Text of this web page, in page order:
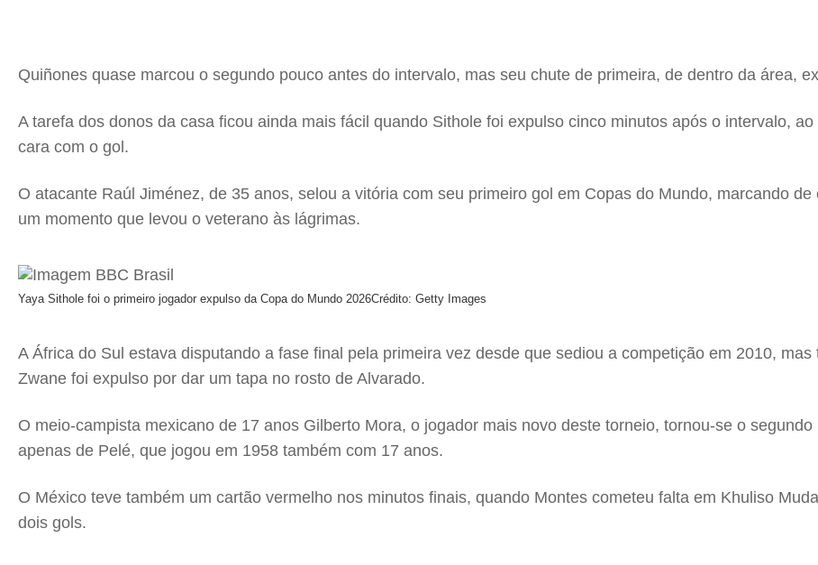
Quiñones quase marcou o segundo pouco antes do intervalo, mas seu chute de primeira, de dentro da área,
A tarefa dos donos da casa ficou ainda mais fácil quando Sithole foi expulso cinco minutos após o intervalo,
cara com o gol.
O atacante Raúl Jiménez, de 35 anos, selou a vitória com seu primeiro gol em Copas do Mundo, marcando
um momento que levou o veterano às lágrimas.
Yaya Sithole foi o primeiro jogador expulso da Copa do Mundo 2026Crédito: Getty Images
A África do Sul estava disputando a fase final pela primeira vez desde que sediou a competição em 2010,
Zwane foi expulso por dar um tapa no rosto de Alvarado.
O meio-campista mexicano de 17 anos Gilberto Mora, o jogador mais novo deste torneio, tornou-se o
apenas de Pelé, que jogou em 1958 também com 17 anos.
O México teve também um cartão vermelho nos minutos finais, quando Montes cometeu falta em Khuliso
dois gols.